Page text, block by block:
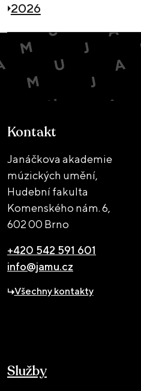
2026
Kontakt
Janáčkova akademie
múzických umění,
Hudební fakulta
Komenského nám. 6,
602 00 Brno
+420 542 591 601
info@jamu.cz
Všechny kontakty
Služby